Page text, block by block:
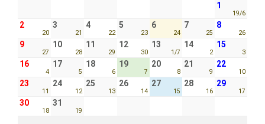
1
19/6
2
20
3
21
4
22
5
23
6
24
7
25
8
26
9
27
10
28
11
29
12
30
13
1/7
14
2
15
3
16
4
17
5
18
6
19
7
20
8
21
9
22
10
23
11
24
12
25
13
26
14
27
15
28
16
29
17
30
18
31
19